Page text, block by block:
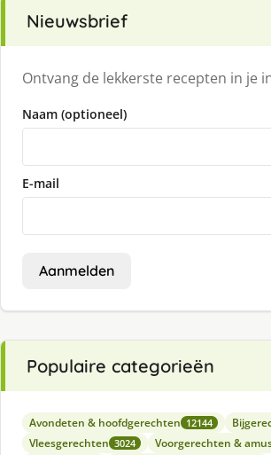
Nieuwsbrief
Ontvang de lekkerste recepten in je
Naam (optioneel)
E-mail
Aanmelden
Populaire categorieën
Avondeten & hoofdgerechten 12144
Vleesgerechten 3024 Voorgerechten &